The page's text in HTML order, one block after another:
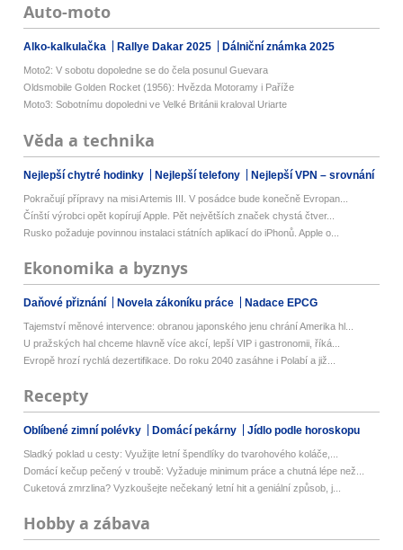
Auto-moto
Alko-kalkulačka Rallye Dakar 2025 Dálniční známka 2025
Moto2: V sobotu dopoledne se do čela posunul Guevara
Oldsmobile Golden Rocket (1956): Hvězda Motoramy i Paříže
Moto3: Sobotnímu dopoledni ve Velké Británii kraloval Uriarte
Věda a technika
Nejlepší chytré hodinky Nejlepší telefony Nejlepší VPN – srovnání
Pokračují přípravy na misi Artemis III. V posádce bude konečně Evropan...
Čínští výrobci opět kopírují Apple. Pět největších značek chystá čtver...
Rusko požaduje povinnou instalaci státních aplikací do iPhonů. Apple o...
Ekonomika a byznys
Daňové přiznání Novela zákoníku práce Nadace EPCG
Tajemství měnové intervence: obranou japonského jenu chrání Amerika hl...
U pražských hal chceme hlavně více akcí, lepší VIP i gastronomii, říká...
Evropě hrozí rychlá dezertifikace. Do roku 2040 zasáhne i Polabí a již...
Recepty
Oblíbené zimní polévky Domácí pekárny Jídlo podle horoskopu
Sladký poklad u cesty: Využijte letní špendlíky do tvarohového koláče,...
Domácí kečup pečený v troubě: Vyžaduje minimum práce a chutná lépe než...
Cuketová zmrzlina? Vyzkoušejte nečekaný letní hit a geniální způsob, j...
Hobby a zábava